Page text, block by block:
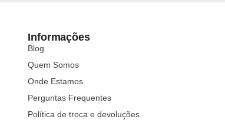
Informações
Blog
Quem Somos
Onde Estamos
Perguntas Frequentes
Política de troca e devoluções